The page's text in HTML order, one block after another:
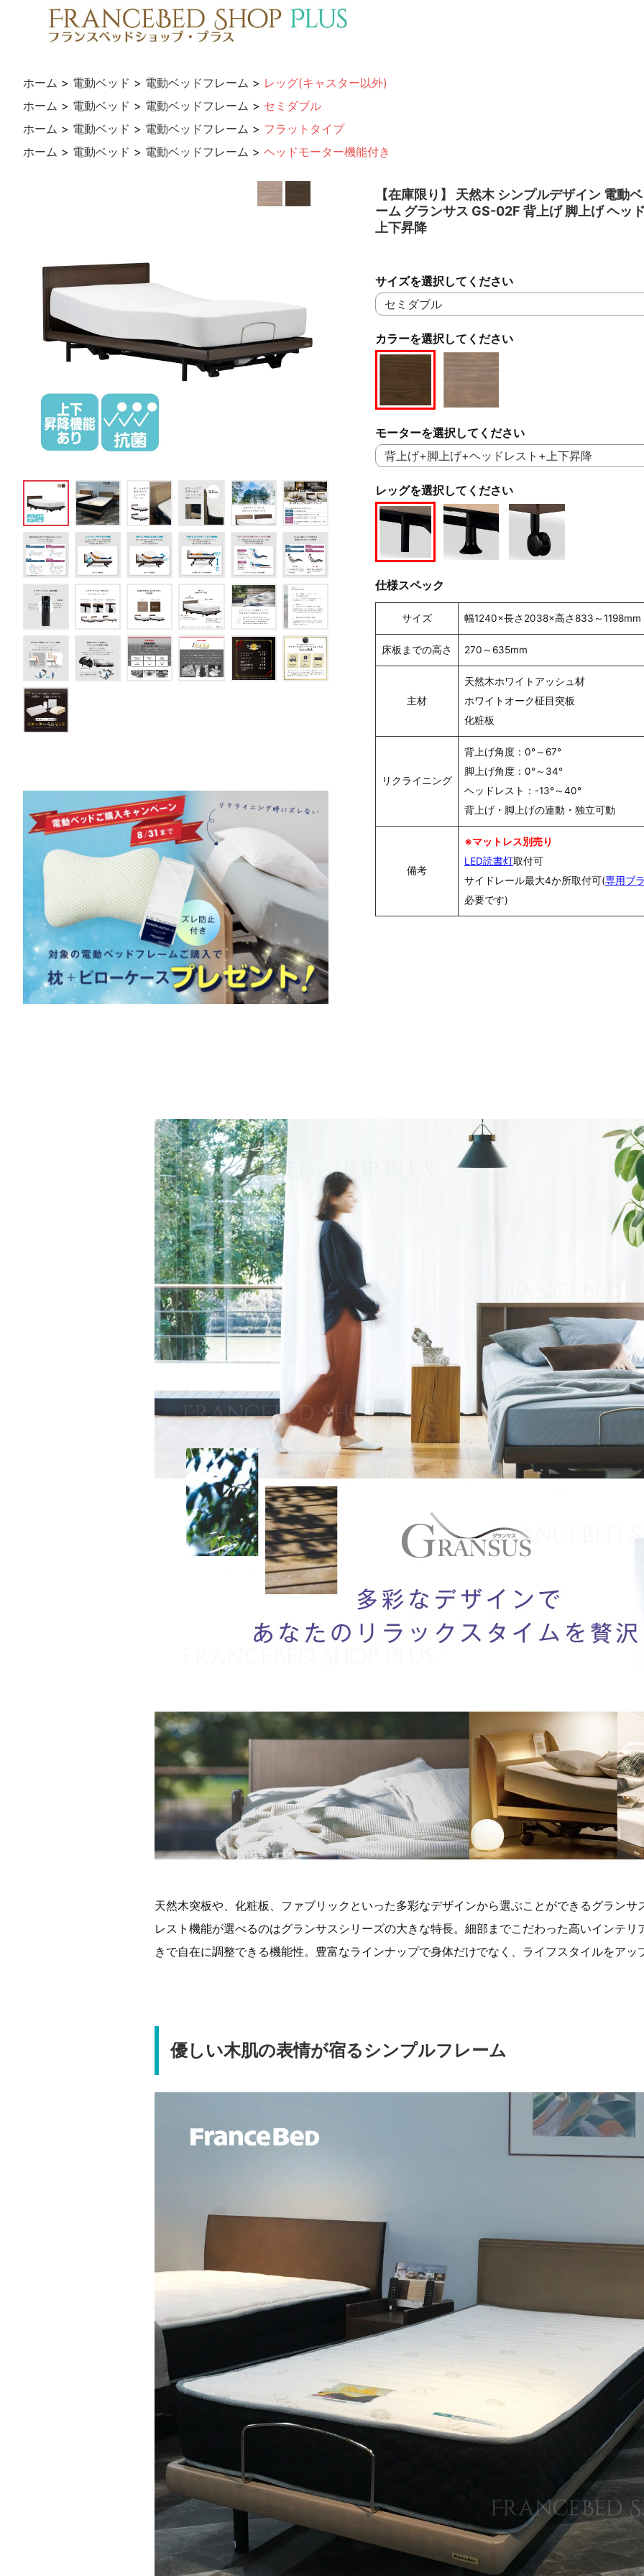
ホーム > 電動ベッド > 電動ベッドフレーム > レッグ(キャスター以外)
ホーム > 電動ベッド > 電動ベッドフレーム > セミダブル
ホーム > 電動ベッド > 電動ベッドフレーム > フラットタイプ
ホーム > 電動ベッド > 電動ベッドフレーム > ヘッドモーター機能付き
【在庫限り】 天然木 シンプルデザイン 電動
ーム グランサス GS-02F 背上げ 脚上げ ヘッ
上下昇降
カラーを選択してください
サイズを選択してください
モーターを選択してください
レッグを選択してください
仕様スペック
サイズ 幅1240×長さ2038×高さ833～1198mm
床板までの高さ 270～635mm
主材
天然木ホワイトアッシュ材
ホワイトオーク柾目突板
化粧板
リクライニング
背上げ角度：0°～67°
脚上げ角度：0°～34°
ヘッドレスト：-13°～40°
背上げ・脚上げの連動・独立可動
備考
※マットレス別売り
LED読書灯取付可
サイドレール最大4か所取付可(専用ブ
必要です)
天然木突板や、化粧板、ファブリックといった多彩なデザインから選ぶことができるグランサ
レスト機能が選べるのはグランサスシリーズの大きな特長。細部までこだわった高いインテリ
きで自在に調整できる機能性。豊富なラインナップで身体だけでなく、ライフスタイルをアッ
優しい木肌の表情が宿るシンプルフレーム